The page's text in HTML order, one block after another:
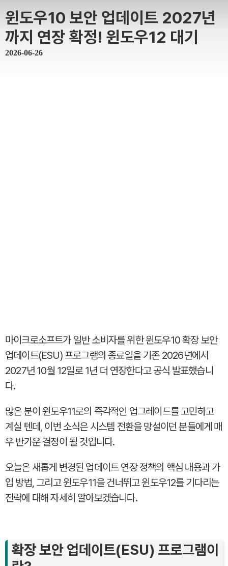
윈도우10 보안 업데이트 2027년
까지 연장 확정! 윈도우12 대기
2026-06-26
마이크로소프트가 일반 소비자를 위한 윈도우10 확장 보안
업데이트(ESU) 프로그램의 종료일을 기존 2026년에서
2027년 10월 12일로 1년 더 연장한다고 공식 발표했습니
다.
많은 분이 윈도우11로의 즉각적인 업그레이드를 고민하고
계실 텐데, 이번 소식은 시스템 전환을 망설이던 분들에게 매
우 반가운 결정이 될 것입니다.
오늘은 새롭게 변경된 업데이트 연장 정책의 핵심 내용과 가
입 방법, 그리고 윈도우11을 건너뛰고 윈도우12를 기다리는
전략에 대해 자세히 알아보겠습니다.
확장 보안 업데이트(ESU) 프로그램이